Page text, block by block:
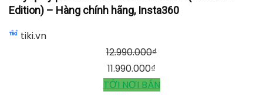
Edition) – Hàng chính hãng, Insta360
tiki.vn
12.990.000₫
11.990.000₫
TỚI NƠI BÁN